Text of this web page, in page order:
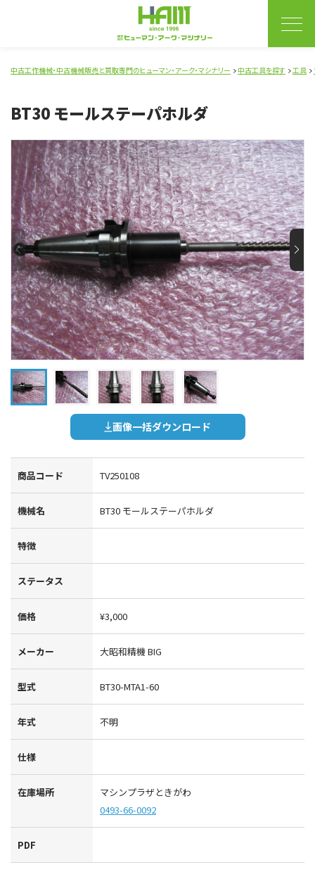
中古工作機械・中古機械販売と買取専門のヒューマン・アーク・マシナリー 中古工具を探す 工具
BT30 モールステーパホルダ
画像一括ダウンロード
商品コード TV250108
機械名 BT30 モールステーパホルダ
特徴
ステータス
価格 ¥3,000
メーカー 大昭和精機 BIG
型式 BT30-MTA1-60
年式 不明
仕様
在庫場所
マシンプラザときがわ
0493-66-0092
PDF